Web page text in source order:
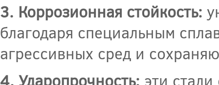
3. Коррозионная стойкость:
благодаря специальным
агрессивных сред и
4. Ударопрочность: эти